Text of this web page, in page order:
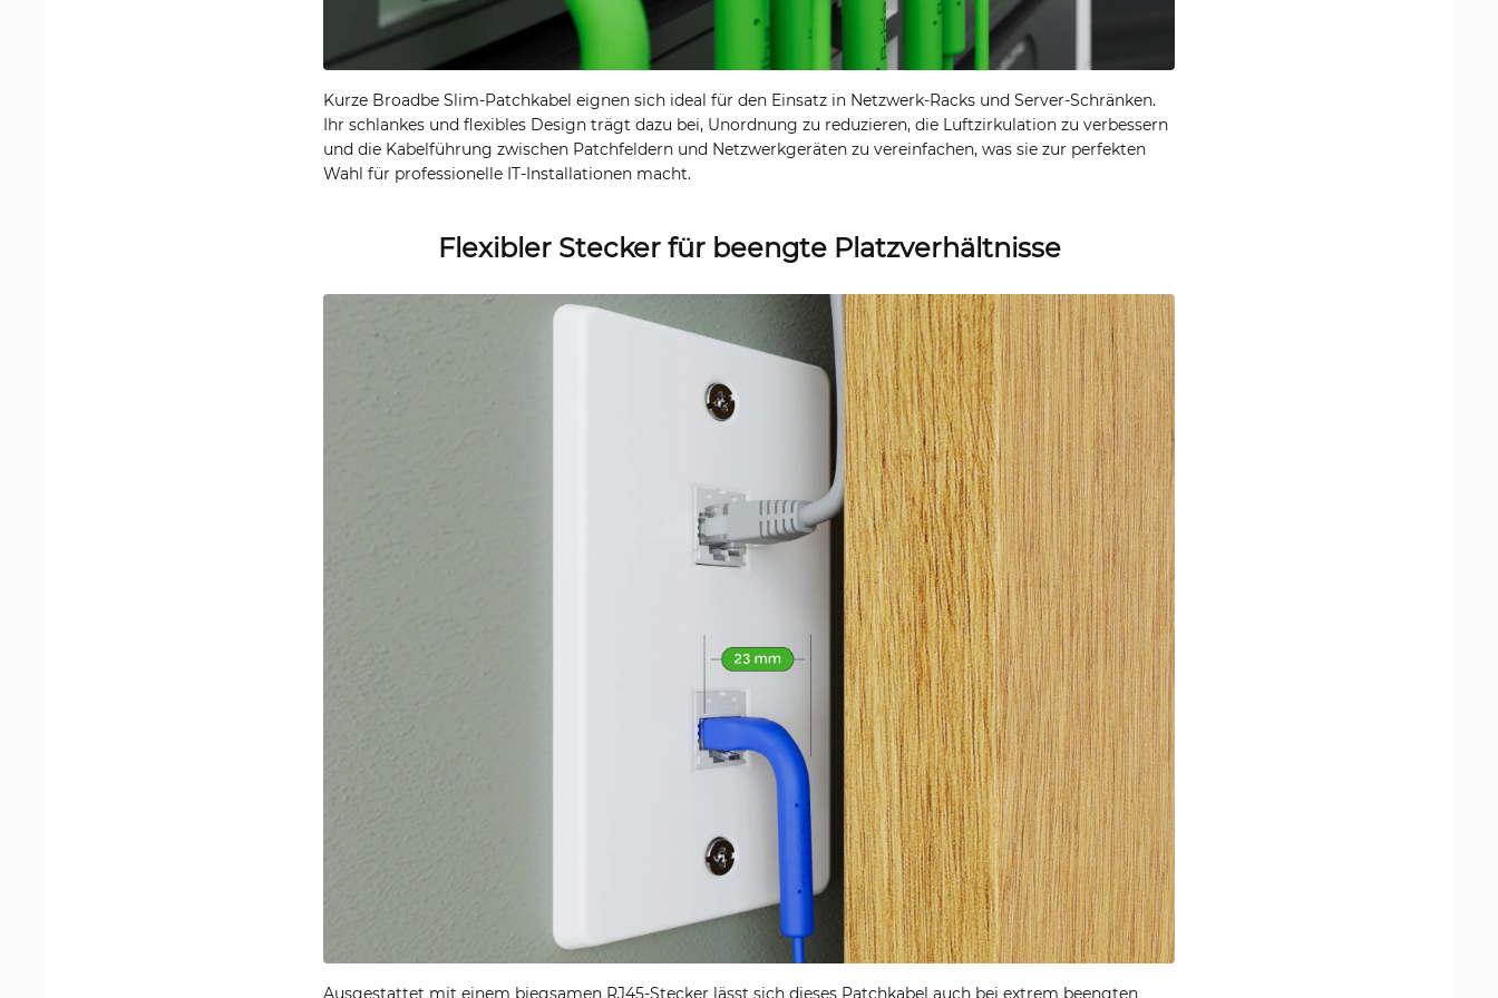
Kurze Broadbe Slim-Patchkabel eignen sich ideal für den Einsatz in Netzwerk-Racks und Server-Schränken.
Ihr schlankes und flexibles Design trägt dazu bei, Unordnung zu reduzieren, die Luftzirkulation zu verbessern
und die Kabelführung zwischen Patchfeldern und Netzwerkgeräten zu vereinfachen, was sie zur perfekten
Wahl für professionelle IT-Installationen macht.
Flexibler Stecker für beengte Platzverhältnisse
Ausgestattet mit einem biegsamen RJ45-Stecker lässt sich dieses Patchkabel auch bei extrem beengten